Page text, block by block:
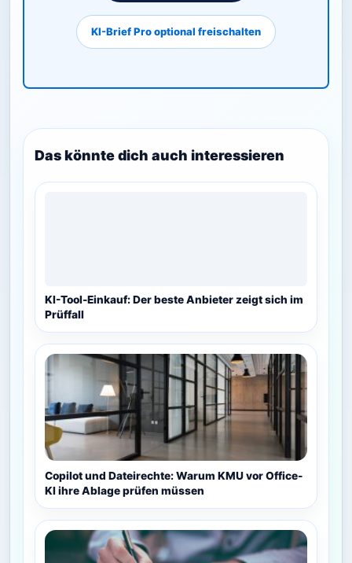
KI-Brief Pro optional freischalten
Das könnte dich auch interessieren
KI-Tool-Einkauf: Der beste Anbieter zeigt sich im
Prüffall
Copilot und Dateirechte: Warum KMU vor Office-
KI ihre Ablage prüfen müssen